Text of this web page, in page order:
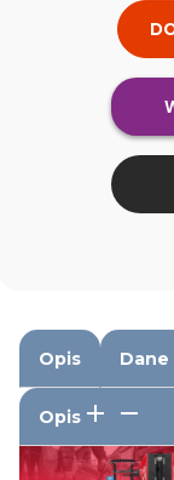
Opis
Opis